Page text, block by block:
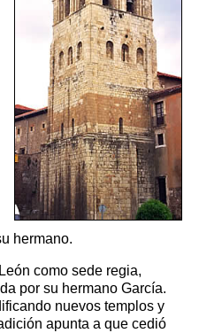
hermano.
como sede regia,
por su hermano García.
nuevos templos y
apunta a que cedió